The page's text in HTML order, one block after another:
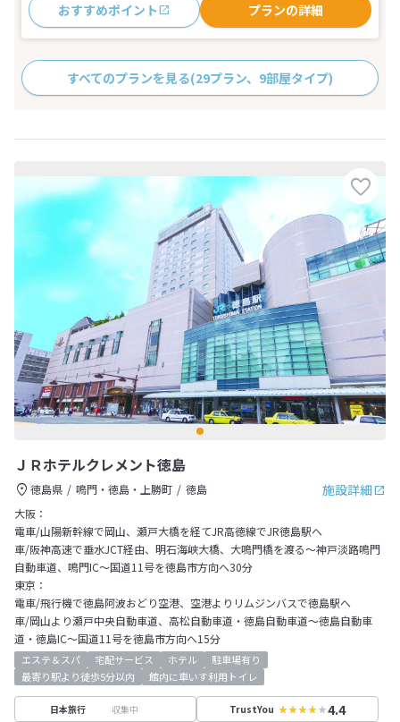
おすすめポイント プランの詳細
すべてのプランを見る(29プラン、9部屋タイプ)
ＪＲホテルクレメント徳島
施設詳細
徳島県 鳴門・徳島・上勝町
徳島
大阪：
電車/山陽新幹線で岡山、瀬戸大橋を経てJR高徳線でJR徳島駅へ
車/阪神高速で垂水JCT経由、明石海峡大橋、大鳴門橋を渡る～神戸淡路鳴門
自動車道、鳴門IC～国道11号を徳島市方向へ30分
東京：
電車/飛行機で徳島阿波おどり空港、空港よりリムジンバスで徳島駅へ
車/岡山より瀬戸中央自動車道、高松自動車道・徳島自動車道～徳島自動車
道・徳島IC～国道11号を徳島市方向へ15分
エステ＆スパ 宅配サービス ホテル
駐車場有り
最寄り駅より徒歩5分以内
館内に車いす利用トイレ
日本旅行 収集中 TrustYou 4.4